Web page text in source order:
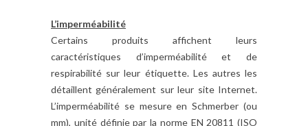
L’imperméabilité
Certains produits affichent leurs
caractéristiques d’imperméabilité et de
respirabilité sur leur étiquette. Les autres les
détaillent généralement sur leur site Internet.
L’imperméabilité se mesure en Schmerber (ou
mm), unité définie par la norme EN 20811 (ISO